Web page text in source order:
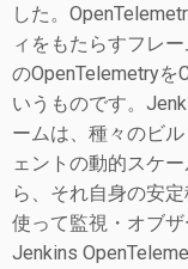
した。
ィをもたらすフレ
のOpenTelemetryを
いうものです。
ームは、種々のビ
ェントの動的スケ
ら、それ自身の安
使って監視・オブ
Jenkins